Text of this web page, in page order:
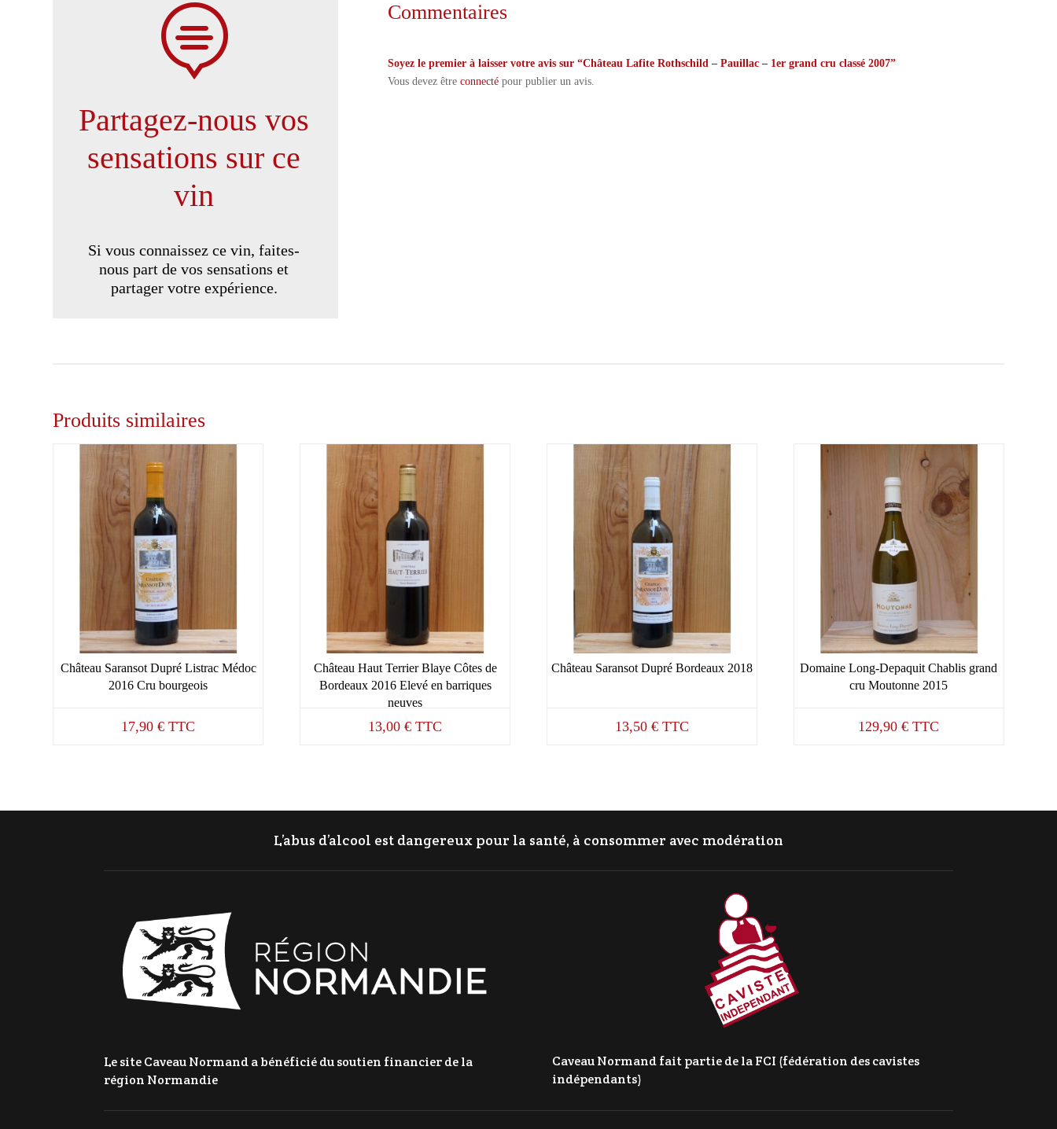

Partagez-nous vos
sensations sur ce
vin
Si vous connaissez ce vin, faites-
nous part de vos sensations et
partager votre expérience.
Commentaires
Soyez le premier à laisser votre avis sur “Château Lafite Rothschild – Pauillac – 1er grand cru classé 2007”
Vous devez être connectépour publier un avis.
Produits similaires
Château Saransot Dupré Listrac Médoc
2016 Cru bourgeois
17,90€ TTC
Château Haut Terrier Blaye Côtes de
Bordeaux 2016 Elevé en barriques
neuves
13,00€ TTC
Château Saransot Dupré Bordeaux 2018
13,50 € TTC
Domaine Long-Depaquit Chablis grand
cru Moutonne 2015
129,90€ TTC
L’abus d’alcool est dangereux pour la santé, à consommer avec modération
Le site Caveau Normand a bénéficié du soutien financier de la
région Normandie
Caveau Normand fait partie de la FCI (fédération des cavistes
indépendants)